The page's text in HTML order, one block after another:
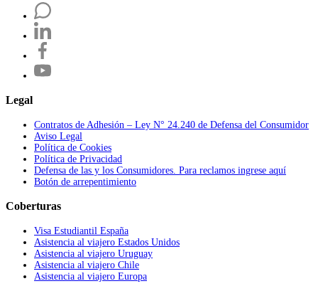
Legal
Contratos de Adhesión – Ley N° 24.240 de Defensa del Consumidor
Aviso Legal
Política de Cookies
Política de Privacidad
Defensa de las y los Consumidores. Para reclamos ingrese aquí
Botón de arrepentimiento
Coberturas
Visa Estudiantil España
Asistencia al viajero Estados Unidos
Asistencia al viajero Uruguay
Asistencia al viajero Chile
Asistencia al viajero Europa